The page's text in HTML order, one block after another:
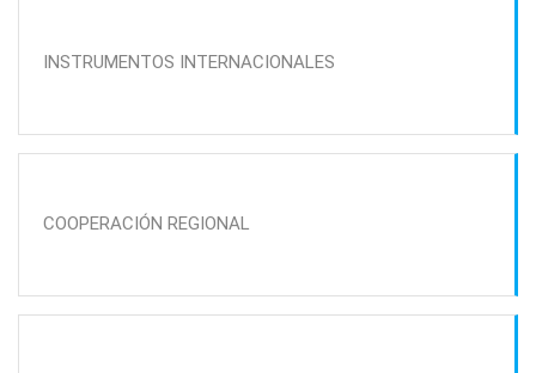
INSTRUMENTOS INTERNACIONALES
COOPERACIÓN REGIONAL